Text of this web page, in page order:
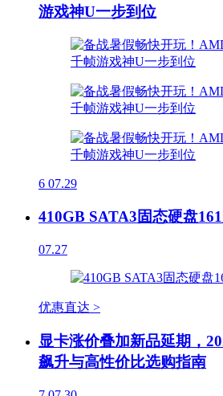
游戏神U一步到位
6 07.29
410GB SATA3固态硬盘
07.27
优惠直达 >
显卡涨价叠加新品延期，
飙升与高性价比选购指南